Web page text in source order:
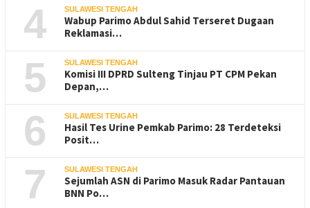
4 SULAWESI TENGAH
Wabup Parimo Abdul Sahid Terseret Dugaan
Reklamasi…
5 SULAWESI TENGAH
Komisi III DPRD Sulteng Tinjau PT CPM Pekan
Depan,…
6 SULAWESI TENGAH
Hasil Tes Urine Pemkab Parimo: 28 Terdeteksi
Posit…
7 SULAWESI TENGAH
Sejumlah ASN di Parimo Masuk Radar Pantauan
BNN Po…